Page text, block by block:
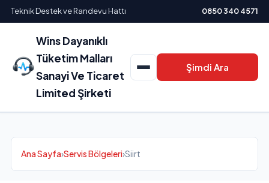
Teknik Destek ve Randevu Hattı 0850 340 4571
Wins Dayanıklı
Tüketim Malları
Sanayi Ve Ticaret
Limited Şirketi
Şimdi Ara
Ana Sayfa›Servis Bölgeleri›Siirt